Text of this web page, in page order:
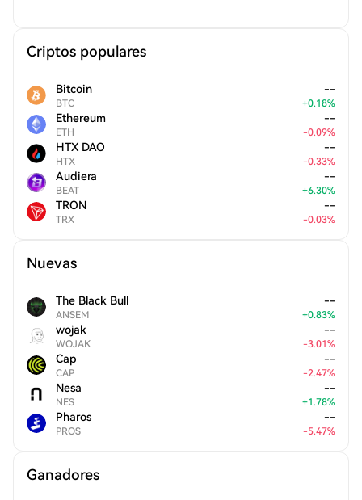
Criptos populares
Bitcoin
BTC
--
+0.18%
Ethereum
ETH
--
-0.09%
HTX DAO
HTX
--
-0.33%
Audiera
BEAT
--
+6.30%
TRON
TRX
--
-0.03%
Nuevas
The Black Bull
ANSEM
--
+0.83%
wojak
WOJAK
--
-3.01%
Cap
CAP
--
-2.47%
Nesa
NES
--
+1.78%
Pharos
PROS
--
-5.47%
Ganadores